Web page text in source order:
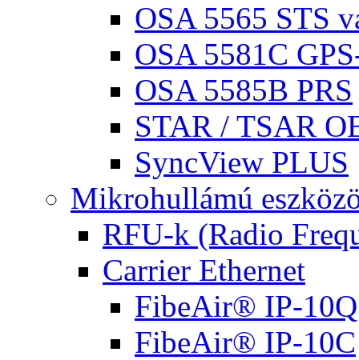
OSA 5565 STS
OSA 5581C
OSA 5585B PRS
STAR / TSAR
SyncView PLUS
Mikrohullámú
RFU-k (Radio
Carrier Ethernet
FibeAir® IP-10Q
FibeAir® IP-10C